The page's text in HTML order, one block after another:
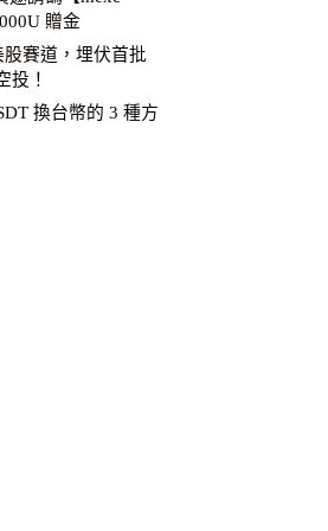
贈金
賽道，埋伏首批
投！
換台幣的 3 種方